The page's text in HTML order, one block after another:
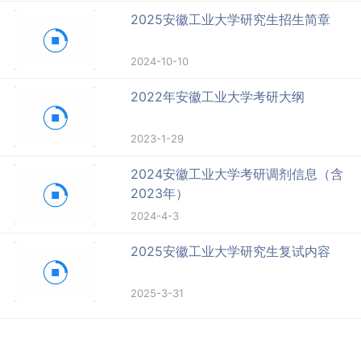
2025安徽工业大学研究生招生简章
2024-10-10
2022年安徽工业大学考研大纲
2023-1-29
2024安徽工业大学考研调剂信息（含
2023年）
2024-4-3
2025安徽工业大学研究生复试内容
2025-3-31